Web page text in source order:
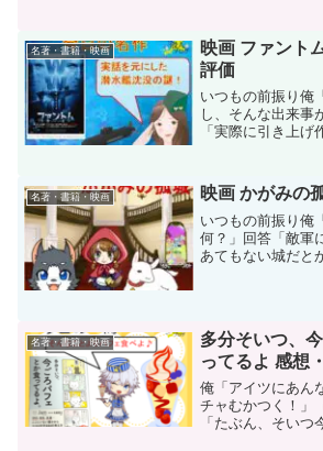
覆す名著、「レバ
グ」です。例えば
名著・書籍・映画
映画 ファント
評価
いつもの前振り俺
し、そんな出来
「実際に引き上げ
ススメ映画「ファ
す！1968年頃、ソ
名著・書籍・映画 映画 かがみの
いつもの前振り俺
何？」回答「敵軍
あてもない城だと
名著・書籍・映画
多分そいつ、
ってるよ 感想
俺「アイツにあん
チャむかつく！」
「たぶん、そいつ